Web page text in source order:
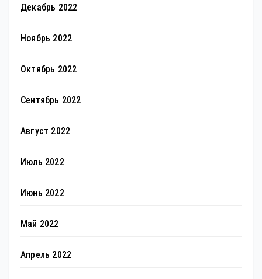
Декабрь 2022
Ноябрь 2022
Октябрь 2022
Сентябрь 2022
Август 2022
Июль 2022
Июнь 2022
Май 2022
Апрель 2022